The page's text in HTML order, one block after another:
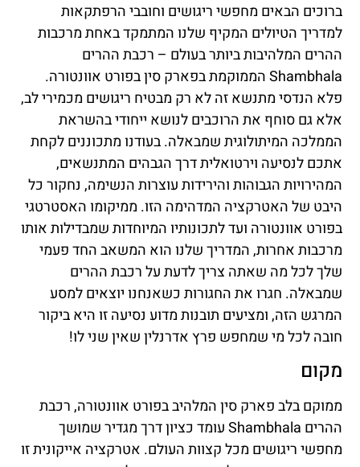
ברוכים הבאים מחפשי ריגושים וחובבי הרפתקאות
למדריך הטיולים המקיף שלנו המתמקד באחת מרכבות
ההרים המלהיבות ביותר בעולם – רכבת ההרים
Shambhala הממוקמת בפארק סין בפורט אוונטורה.
פלא הנדסי מתנשא זה לא רק מבטיח ריגושים מכמירי לב,
אלא גם סוחף את הרוכבים לנושא ייחודי בהשראת
הממלכה המיתולוגית שמבאלה. בעודנו מתכוננים לקחת
אתכם לנסיעה וירטואלית דרך הגבהים המתנשאים,
המהירויות הגבוהות והירידות עוצרות הנשימה, נחקור כל
היבט של האטרקציה המדהימה הזו. ממיקומו האסטרטגי
בפורט אוונטורה ועד לתכונותיו המיוחדות שמבדילות אותו
מרכבות אחרות, המדריך שלנו הוא המשאב החד פעמי
שלך לכל מה שאתה צריך לדעת על רכבת ההרים
שמבאלה. חגרו את החגורות כשאנחנו יוצאים למסע
המרגש הזה, ומציעים תובנות מדוע נסיעה זו היא ביקור
חובה לכל מי שמחפש פרץ אדרנלין שאין שני לו!
מקום
ממוקם בלב פארק סין המלהיב בפורט אוונטורה, רכבת
ההרים Shambhala עומד כציון דרך מגדיר שמושך
מחפשי ריגושים מכל קצוות העולם. אטרקציה אייקונית זו